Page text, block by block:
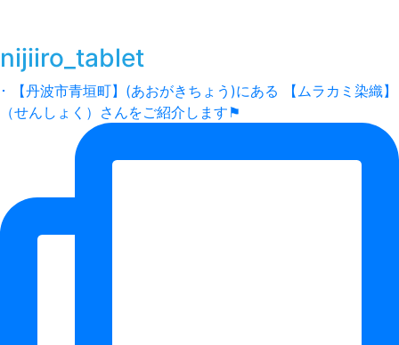
nijiiro_tablet
･ 【丹波市青垣町】(あおがきちょう)にある 【ムラカミ染織】
（せんしょく）さんをご紹介します⚑